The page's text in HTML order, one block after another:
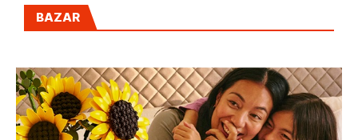
BAZAR